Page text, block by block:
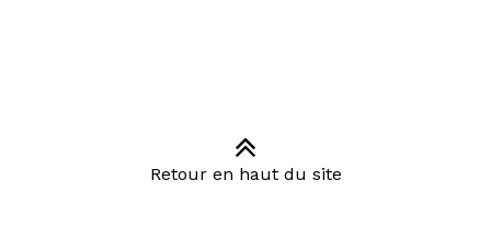
Retour en haut du site